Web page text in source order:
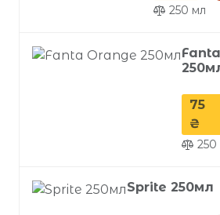
250 мл
75
₴
250
Sprite 250мл